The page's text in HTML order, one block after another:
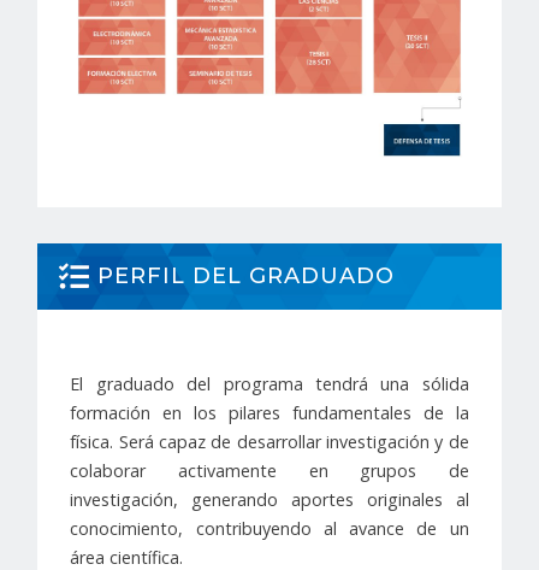
PERFIL DEL GRADUADO
El graduado del programa tendrá una sólida
formación en los pilares fundamentales de la
física. Será capaz de desarrollar investigación y de
colaborar activamente en grupos de
investigación, generando aportes originales al
conocimiento, contribuyendo al avance de un
área científica.